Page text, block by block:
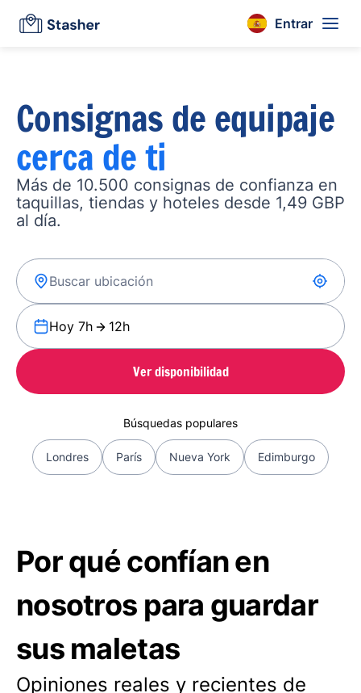
Entrar
Consignas de equipaje
cerca de ti
Más de 10.500 consignas de confianza en
taquillas, tiendas y hoteles desde 1,49 GBP
al día.
Hoy 7h 12h
Ver disponibilidad
Búsquedas populares
Londres París Nueva York Edimburgo
Por qué confían en
nosotros para guardar
sus maletas
Opiniones reales y recientes de